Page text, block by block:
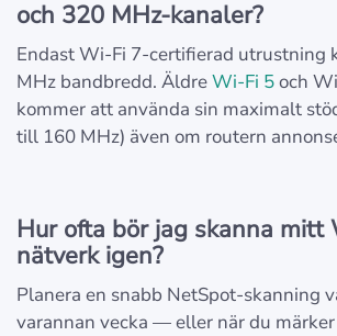
och 320 MHz-kanaler?
Endast Wi-Fi 7-certifierad utrustning
MHz bandbredd. ÄldreWi-Fi 5och
kommer att använda sin maximalt
till 160 MHz) även om routern
Hur ofta bör jag skanna mitt
nätverk igen?
Planera en snabb NetSpot-skanning
varannan vecka — eller när du